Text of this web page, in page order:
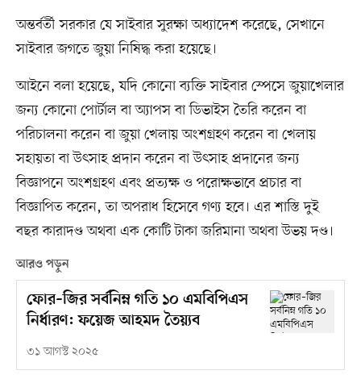
অন্তর্বর্তী সরকার যে সাইবার সুরক্ষা অধ্যাদেশ করেছে, সেখানে
সাইবার জগতে জুয়া নিষিদ্ধ করা হয়েছে।
আইনে বলা হয়েছে, যদি কোনো ব্যক্তি সাইবার স্পেসে জুয়াখেলার
জন্য কোনো পোর্টাল বা অ্যাপস বা ডিভাইস তৈরি করেন বা
পরিচালনা করেন বা জুয়া খেলায় অংশগ্রহণ করেন বা খেলায়
সহায়তা বা উৎসাহ প্রদান করেন বা উৎসাহ প্রদানের জন্য
বিজ্ঞাপনে অংশগ্রহণ এবং প্রত্যক্ষ ও পরোক্ষভাবে প্রচার বা
বিজ্ঞাপিত করেন, তা অপরাধ হিসেবে গণ্য হবে। এর শাস্তি দুই
বছর কারাদণ্ড অথবা এক কোটি টাকা জরিমানা অথবা উভয় দণ্ড।
আরও পড়ুন
ফোর–জির সর্বনিম্ন গতি ১০ এমবিপিএস
নির্ধারণ: ফয়েজ আহমদ তৈয়্যব
৩১ আগস্ট ২০২৫